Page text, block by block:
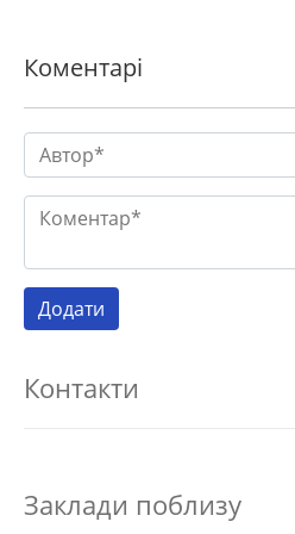
Коментарі
Контакти
Заклади поблизу